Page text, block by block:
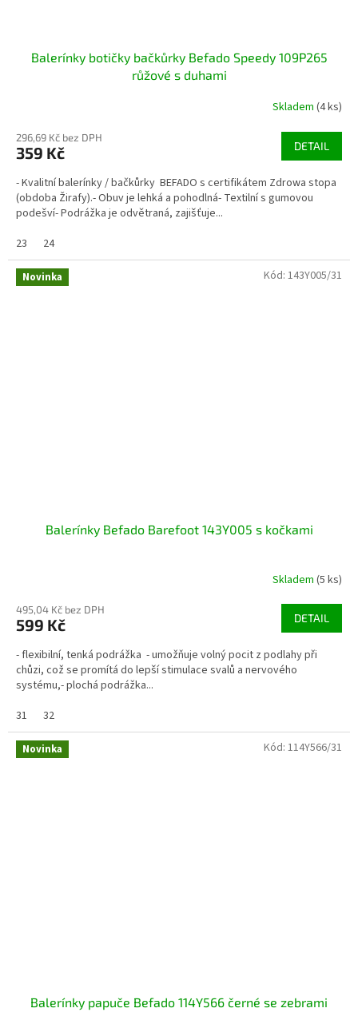
Balerínky botičky bačkůrky Befado Speedy 109P265
růžové s duhami
Skladem (4 ks)
296,69 Kč bez DPH
359 Kč DETAIL
- Kvalitní balerínky / bačkůrky BEFADO s certifikátem Zdrowa stopa
(obdoba Žirafy).- Obuv je lehká a pohodlná- Textilní s gumovou
podešví- Podrážka je odvětraná, zajišťuje...
23
24
Novinka
Balerínky Befado Barefoot 143Y005 s kočkami
Skladem (5 ks)
495,04 Kč bez DPH
599 Kč DETAIL
- flexibilní, tenká podrážka - umožňuje volný pocit z podlahy při
chůzi, což se promítá do lepší stimulace svalů a nervového
systému,- plochá podrážka...
31
32
Kód: 143Y005/31
Novinka
Balerínky papuče Befado 114Y566 černé se zebrami
Kód: 114Y566/31